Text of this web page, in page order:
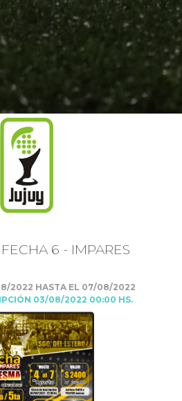
6 - IMPARES
2022 HASTA EL 07/08/2022
03/08/2022 00:00 HS.